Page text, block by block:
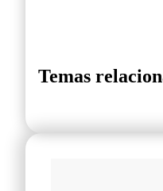
Temas